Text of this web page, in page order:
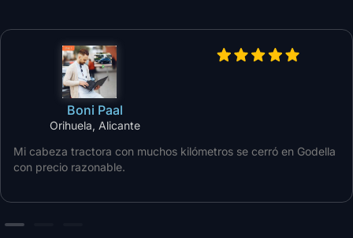
Boni Paal
Orihuela, Alicante
Mi cabeza tractora con muchos kilómetros se cerró en Godella
con precio razonable.